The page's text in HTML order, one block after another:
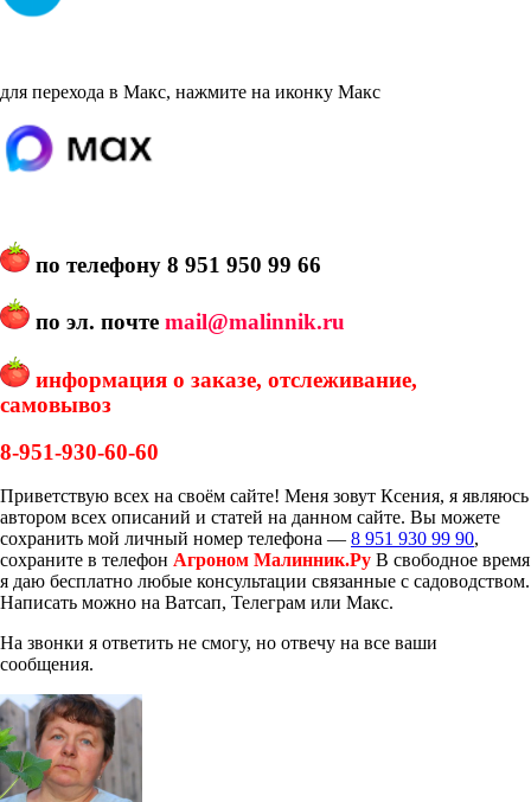
для перехода в Макс, нажмите на иконку Макс
по телефону 8 951 950 99 66
по эл. почте mail@malinnik.ru
информация о заказе, отслеживание,
самовывоз
8-951-930-60-60
Приветствую всех на своём сайте! Меня зовут Ксения, я являюсь
автором всех описаний и статей на данном сайте. Вы можете
сохранить мой личный номер телефона — 8 951 930 99 90,
сохраните в телефон Агроном Малинник.Ру В свободное время
я даю бесплатно любые консультации связанные с садоводством.
Написать можно на Ватсап, Телеграм или Макс.
На звонки я ответить не смогу, но отвечу на все ваши
сообщения.